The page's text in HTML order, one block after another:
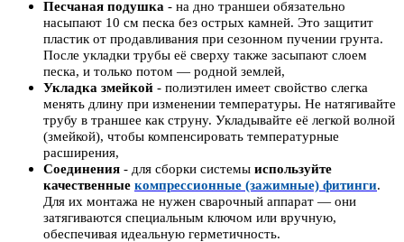
Песчаная подушка - на дно траншеи обязательно
насыпают 10 см песка без острых камней. Это защитит
пластик от продавливания при сезонном пучении грунта.
После укладки трубы её сверху также засыпают слоем
песка, и только потом — родной землей,
Укладка змейкой - полиэтилен имеет свойство слегка
менять длину при изменении температуры. Не натягивайте
трубу в траншее как струну. Укладывайте её легкой волной
(змейкой), чтобы компенсировать температурные
расширения,
Соединения - для сборки системы используйте
качественные компрессионные (зажимные) фитинги.
Для их монтажа не нужен сварочный аппарат — они
затягиваются специальным ключом или вручную,
обеспечивая идеальную герметичность.